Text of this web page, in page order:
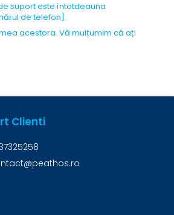
suport este întotdeauna
de telefon].
acestora. Vă mulțumim că ați
Clienti